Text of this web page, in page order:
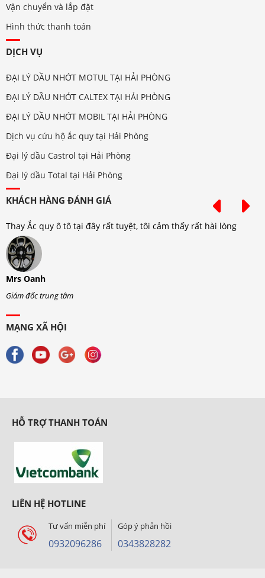
Vận chuyển và lắp đặt
Hình thức thanh toán
DỊCH VỤ
ĐẠI LÝ DẦU NHỚT MOTUL TẠI HẢI PHÒNG
ĐẠI LÝ DẦU NHỚT CALTEX TẠI HẢI PHÒNG
ĐẠI LÝ DẦU NHỚT MOBIL TẠI HẢI PHÒNG
Dịch vụ cứu hộ ắc quy tại Hải Phòng
Đại lý dầu Castrol tại Hải Phòng
Đại lý dầu Total tại Hải Phòng
KHÁCH HÀNG ĐÁNH GIÁ
Thay Ắc quy ô tô tại đây rất tuyệt, tôi cảm thấy rất hài lòng
Mrs Oanh
Giám đốc trung tâm
MẠNG XÃ HỘI
HỖ TRỢ THANH TOÁN
LIÊN HỆ HOTLINE
Tư vấn miễn phí
0932096286
Góp ý phản hồi
0343828282